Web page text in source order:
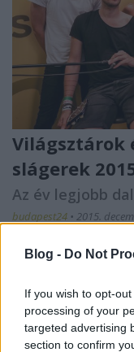
Blog - Do Not
If you wish to opt-
processing of your
targeted advertising
section to confirm
Világsztárok
slágerek
Az év legjobb
budapest24 • 2015.
legnépszerűbb
legmenőbb